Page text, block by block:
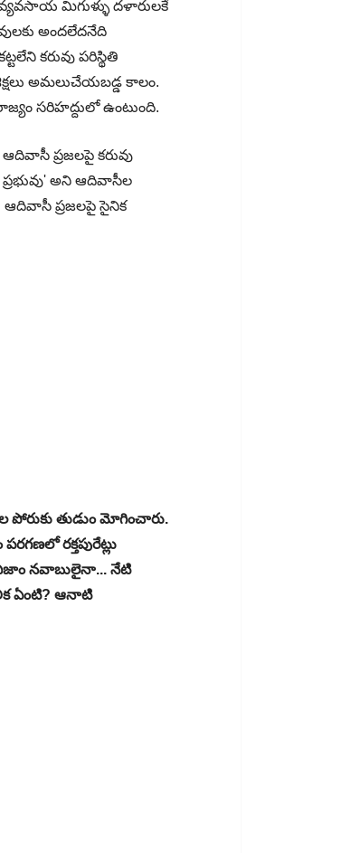
మిగుళ్ళు దళారులకే
అందలేదనేది
కరువు పరిస్థితి
అమలుచేయబడ్డ కాలం.
సరిహద్దులో ఉంటుంది.
ఆదివాసీ ప్రజలపై కరువు
ప్రభువు' అని ఆదివాసీల
ఆదివాసీ ప్రజలపై సైనిక
పోరుకు తుడుం మోగించారు.
రక్తపురేట్లు
నవాబులైనా... నేటి
ఏంటి? ఆనాటి